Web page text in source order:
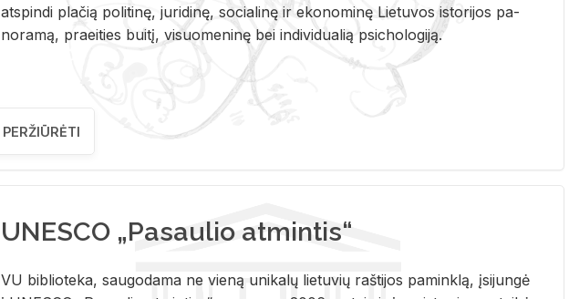
at­spin­di pla­čią po­li­ti­nę, ju­ri­di­nę, so­cia­li­nę ir eko­no­mi­nę Lie­tu­vos is­to­ri­jos pa­
no­ra­mą, pra­ei­ties bui­tį, vi­suo­me­ni­nę bei in­di­vi­dua­lią psi­cho­lo­gi­ją.
PERŽIŪRĖTI
UNESCO „Pasaulio atmintis“
VU biblioteka, saugodama ne vieną unikalų lietuvių raštijos paminklą, įsijungė